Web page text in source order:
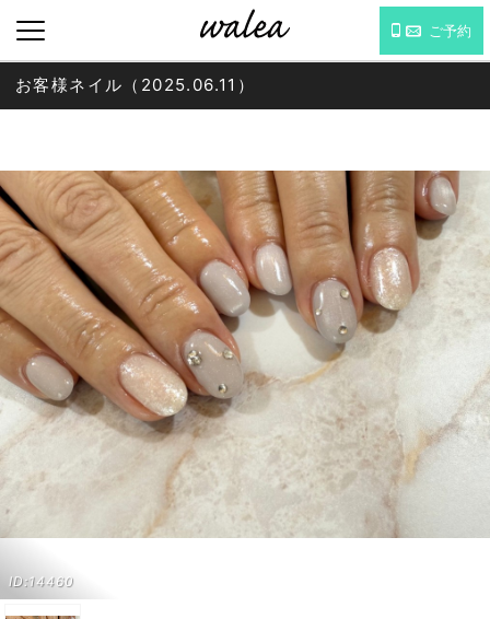
ご予約
ID:14460
お客様ネイル（2025.06.11）